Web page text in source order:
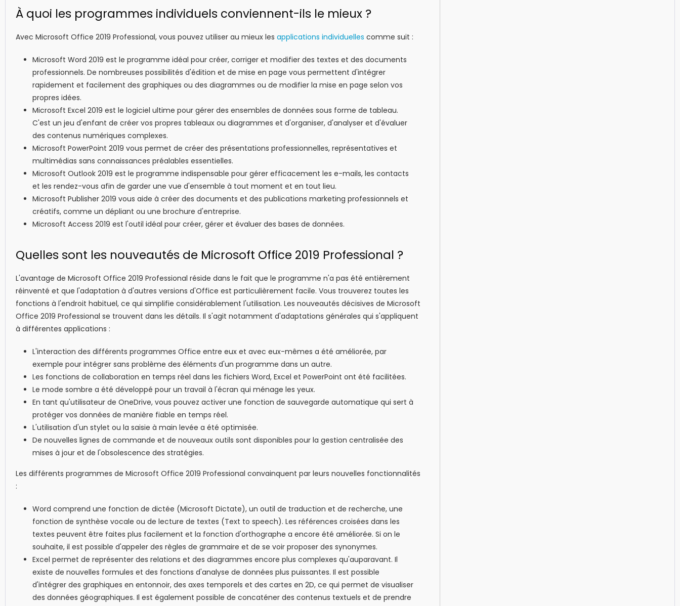
À quoi les programmes individuels conviennent-ils le mieux ?
Avec Microsoft Office 2019 Professional, vous pouvez utiliser au mieux les applications individuelles comme suit :
Microsoft Word 2019 est le programme idéal pour créer, corriger et modifier des textes et des documents
professionnels. De nombreuses possibilités d'édition et de mise en page vous permettent d'intégrer
rapidement et facilement des graphiques ou des diagrammes ou de modifier la mise en page selon vos
propres idées.
Microsoft Excel 2019 est le logiciel ultime pour gérer des ensembles de données sous forme de tableau.
C'est un jeu d'enfant de créer vos propres tableaux ou diagrammes et d'organiser, d'analyser et d'évaluer
des contenus numériques complexes.
Microsoft PowerPoint 2019 vous permet de créer des présentations professionnelles, représentatives et
multimédias sans connaissances préalables essentielles.
Microsoft Outlook 2019 est le programme indispensable pour gérer efficacement les e-mails, les contacts
et les rendez-vous afin de garder une vue d'ensemble à tout moment et en tout lieu.
Microsoft Publisher 2019 vous aide à créer des documents et des publications marketing professionnels et
créatifs, comme un dépliant ou une brochure d'entreprise.
Microsoft Access 2019 est l'outil idéal pour créer, gérer et évaluer des bases de données.
Quelles sont les nouveautés de Microsoft Office 2019 Professional ?
L'avantage de Microsoft Office 2019 Professional réside dans le fait que le programme n'a pas été entièrement
réinventé et que l'adaptation à d'autres versions d'Office est particulièrement facile. Vous trouverez toutes les
fonctions à l'endroit habituel, ce qui simplifie considérablement l'utilisation. Les nouveautés décisives de Microsoft
Office 2019 Professional se trouvent dans les détails. Il s'agit notamment d'adaptations générales qui s'appliquent
à différentes applications :
L'interaction des différents programmes Office entre eux et avec eux-mêmes a été améliorée, par
exemple pour intégrer sans problème des éléments d'un programme dans un autre.
Les fonctions de collaboration en temps réel dans les fichiers Word, Excel et PowerPoint ont été facilitées.
Le mode sombre a été développé pour un travail à l'écran qui ménage les yeux.
En tant qu'utilisateur de OneDrive, vous pouvez activer une fonction de sauvegarde automatique qui sert à
protéger vos données de manière fiable en temps réel.
L'utilisation d'un stylet ou la saisie à main levée a été optimisée.
De nouvelles lignes de commande et de nouveaux outils sont disponibles pour la gestion centralisée des
mises à jour et de l'obsolescence des stratégies.
Les différents programmes de Microsoft Office 2019 Professional convainquent par leurs nouvelles fonctionnalités
:
Word comprend une fonction de dictée (Microsoft Dictate), un outil de traduction et de recherche, une
fonction de synthèse vocale ou de lecture de textes (Text to speech). Les références croisées dans les
textes peuvent être faites plus facilement et la fonction d'orthographe a encore été améliorée. Si on le
souhaite, il est possible d'appeler des règles de grammaire et de se voir proposer des synonymes.
Excel permet de représenter des relations et des diagrammes encore plus complexes qu'auparavant. Il
existe de nouvelles formules et des fonctions d'analyse de données plus puissantes. Il est possible
d'intégrer des graphiques en entonnoir, des axes temporels et des cartes en 2D, ce qui permet de visualiser
des données géographiques. Il est également possible de concaténer des contenus textuels et de prendre